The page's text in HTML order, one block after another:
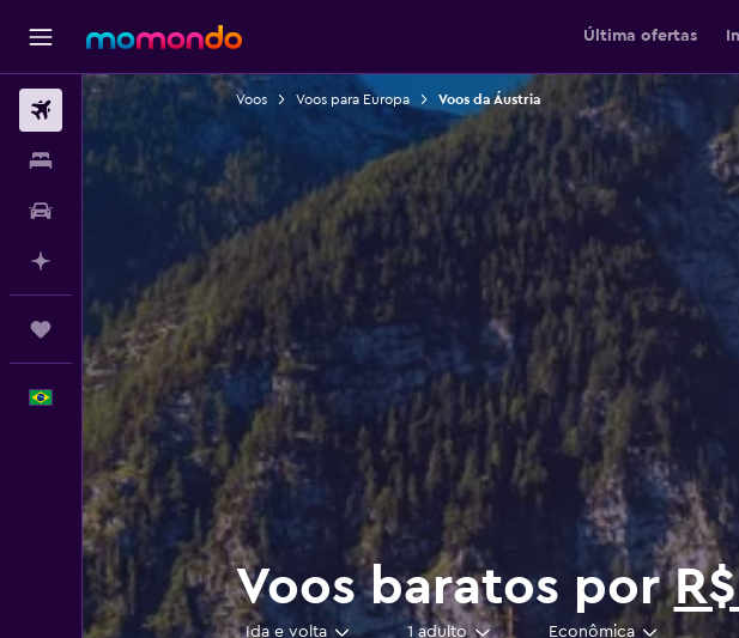
Última ofertas
Hospedagens
Planeje com IA
Trips
Português
Voos Voos para Europa Voos da Áustria
Voos baratos por
Ida e volta 1 adulto Econômica